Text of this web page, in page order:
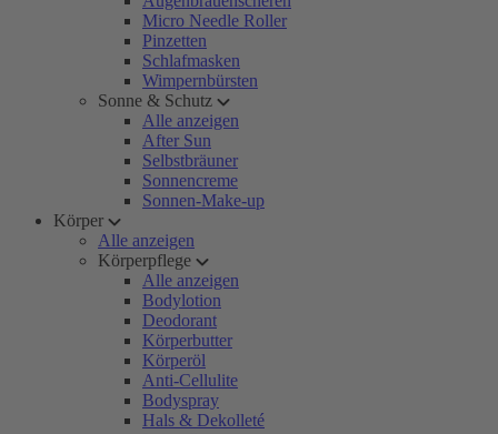
Micro Needle Roller
Pinzetten
Schlafmasken
Wimpernbürsten
Sonne & Schutz
Alle anzeigen
After Sun
Selbstbräuner
Sonnencreme
Sonnen-Make-up
Körper
Alle anzeigen
Körperpflege
Alle anzeigen
Bodylotion
Deodorant
Körperbutter
Körperöl
Anti-Cellulite
Bodyspray
Hals & Dekolleté